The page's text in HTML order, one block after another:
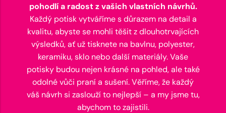
pohodlí a radost z vašich vlastních návrhů.
Každý potisk vytváříme s důrazem na detail a
kvalitu, abyste se mohli těšit z dlouhotrvajících
výsledků, ať už tisknete na bavlnu, polyester,
keramiku, sklo nebo další materiály. Vaše
potisky budou nejen krásné na pohled, ale také
odolné vůči praní a sušení. Věříme, že každý
váš návrh si zaslouží to nejlepší – a my jsme tu,
abychom to zajistili.